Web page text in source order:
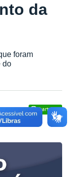
da
foram
do
Compartilhar